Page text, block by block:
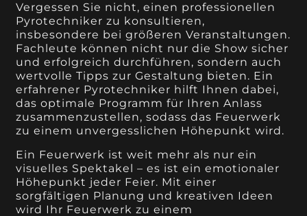
Vergessen Sie nicht, einen professionellen
Pyrotechniker zu konsultieren,
insbesondere bei größeren Veranstaltungen.
Fachleute können nicht nur die Show sicher
und erfolgreich durchführen, sondern auch
wertvolle Tipps zur Gestaltung bieten. Ein
erfahrener Pyrotechniker hilft Ihnen dabei,
das optimale Programm für Ihren Anlass
zusammenzustellen, sodass das Feuerwerk
zu einem unvergesslichen Höhepunkt wird.
Ein Feuerwerk ist weit mehr als nur ein
visuelles Spektakel – es ist ein emotionaler
Höhepunkt jeder Feier. Mit einer
sorgfältigen Planung und kreativen Ideen
wird Ihr Feuerwerk zu einem